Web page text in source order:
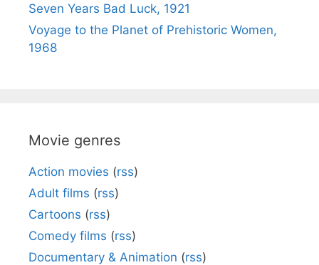
Seven Years Bad Luck, 1921
Voyage to the Planet of Prehistoric Women,
1968
Movie genres
Action movies (rss)
Adult films (rss)
Cartoons (rss)
Comedy films (rss)
Documentary & Animation (rss)